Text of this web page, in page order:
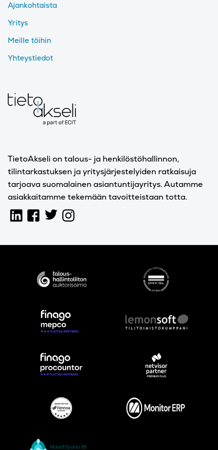
TietoAkseli on talous- ja henkilöstöhallinnon,
tilintarkastuksen ja yritysjärjestelyiden ratkaisuja
tarjoava suomalainen asiantuntijayritys. Autamme
asiakkaitamme tekemään tavoitteistaan totta.
Ajankohtaista
Yritys
Meille töihin
Yhteystiedot